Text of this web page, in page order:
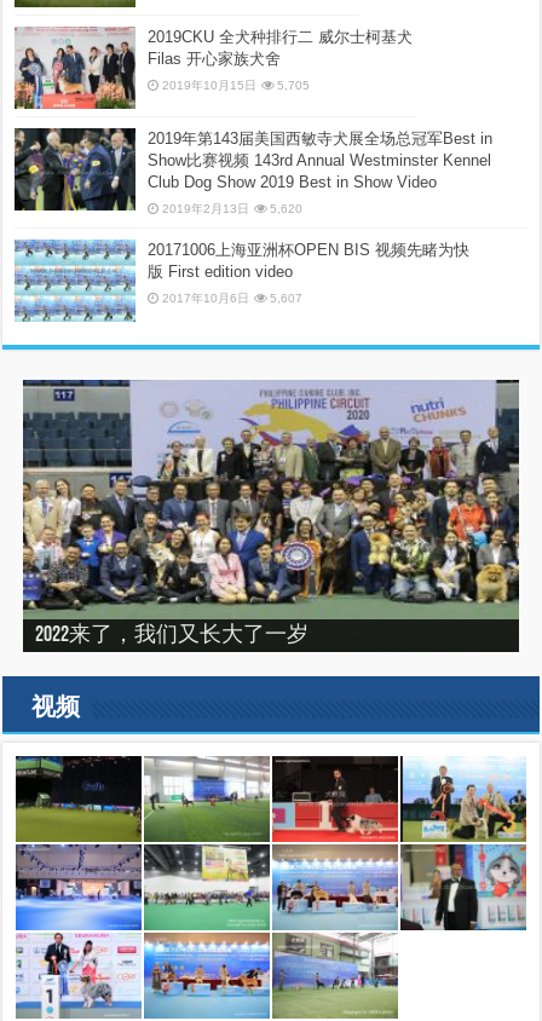
2019CKU 全犬种排行二 威尔士柯基犬
Filas 开心家族犬舍
2019年10月15日 5,705
2019年第143届美国西敏寺犬展全场总冠军Best in
Show比赛视频 143rd Annual Westminster Kennel
Club Dog Show 2019 Best in Show Video
2019年2月13日 5,620
20171006上海亚洲杯OPEN BIS 视频先睹为快
版 First edition video
2017年10月6日 5,607
2022来了，我们又长大了一岁
建设专栏-2020年的冬天，俺们东北那场比赛
“震”撼之旅——2019印尼犬展之行（INDONEISA WINNER
SHOW 2019）
建设专栏-2019刚过一半，但是好像已经结束了。
2019美国143届西敏寺犬展随笔（三）
视频